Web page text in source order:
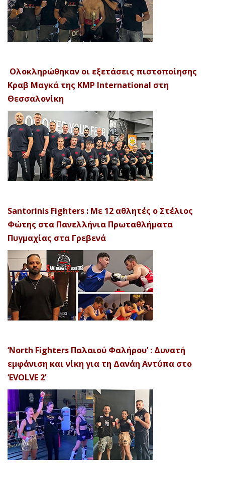
Ολοκληρώθηκαν οι εξετάσεις πιστοποίησης
Κραβ Μαγκά της KMP International στη
Θεσσαλονίκη
Santorinis Fighters : Με 12 αθλητές ο Στέλιος
Φώτης στα Πανελλήνια Πρωταθλήματα
Πυγμαχίας στα Γρεβενά
‘North Fighters Παλαιού Φαλήρου’ : Δυνατή
εμφάνιση και νίκη για τη Δανάη Αντύπα στο
‘EVOLVE 2’